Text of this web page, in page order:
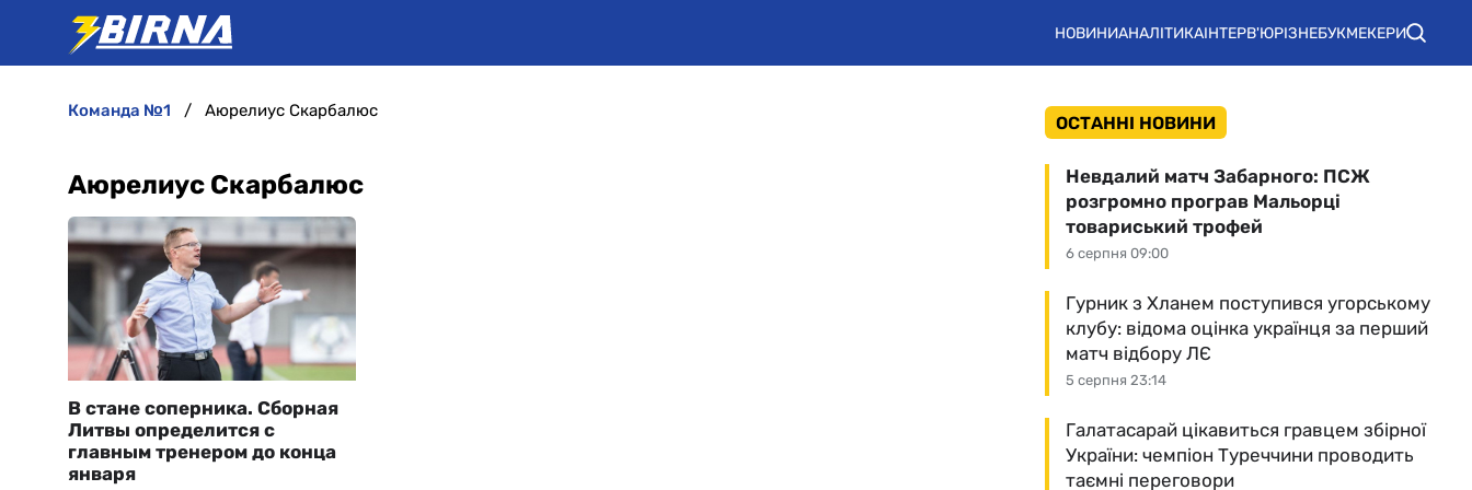
НОВИНИАНАЛІТИКАІНТЕРВ'ЮРІЗНЕБУКМЕКЕРИ
команда №1 Аюрелиус Скарбалюс
Аюрелиус Скарбалюс
В стане соперника. Сборная
Литвы определится с
главным тренером до конца
января
ОСТАННІ НОВИНИ
6 серпня 09:00
Невдалий матч Забарного: ПСЖ
розгромно програв Мальорці
товариський трофей
5 серпня 23:14
Гурник з Хланем поступився угорському
клубу: відома оцінка українця за перший
матч відбору ЛЄ
Галатасарай цікавиться гравцем збірної
України: чемпіон Туреччини проводить
таємні переговори